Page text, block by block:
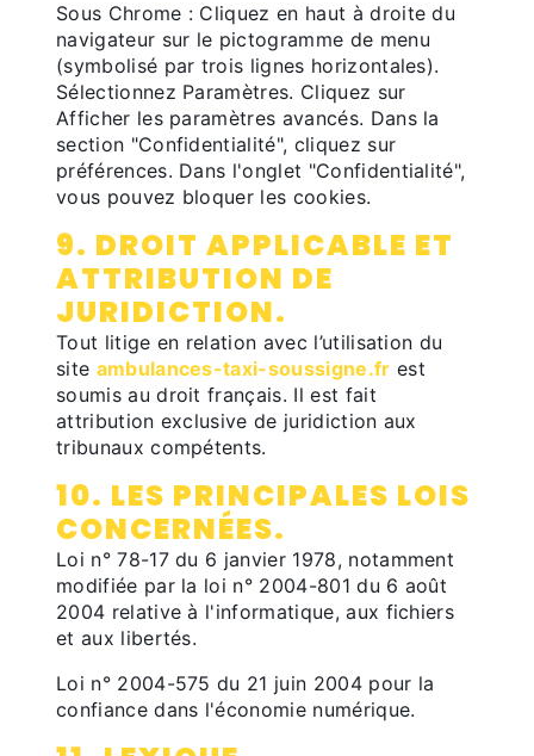
Sous Chrome : Cliquez en haut à droite du
navigateur sur le pictogramme de menu
(symbolisé par trois lignes horizontales).
Sélectionnez Paramètres. Cliquez sur
Afficher les paramètres avancés. Dans la
section "Confidentialité", cliquez sur
préférences. Dans l'onglet "Confidentialité",
vous pouvez bloquer les cookies.
9. DROIT APPLICABLE ET
ATTRIBUTION DE
JURIDICTION.
Tout litige en relation avec l’utilisation du
site ambulances-taxi-soussigne.fr est
soumis au droit français. Il est fait
attribution exclusive de juridiction aux
tribunaux compétents.
10. LES PRINCIPALES LOIS
CONCERNÉES.
Loi n° 78-17 du 6 janvier 1978, notamment
modifiée par la loi n° 2004-801 du 6 août
2004 relative à l'informatique, aux fichiers
et aux libertés.
Loi n° 2004-575 du 21 juin 2004 pour la
confiance dans l'économie numérique.